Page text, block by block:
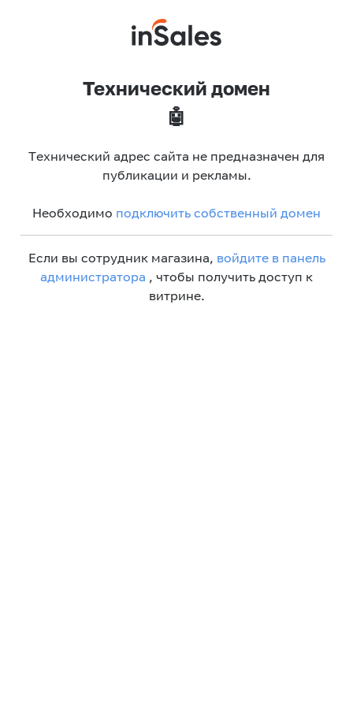
Технический домен
🤖
Технический адрес сайта не предназначен для
публикации и рекламы.
Необходимо подключить собственный домен
Если вы сотрудник магазина, войдите в панель
администратора , чтобы получить доступ к
витрине.